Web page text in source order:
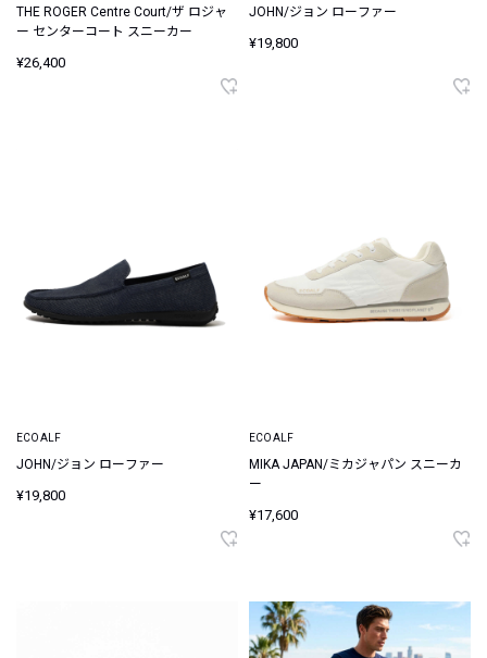
THE ROGER Centre Court/ザ ロジャ
ー センターコート スニーカー
¥26,400
JOHN/ジョン ローファー
¥19,800
ECOALF
JOHN/ジョン ローファー
¥19,800
ECOALF
MIKA JAPAN/ミカジャパン スニーカ
ー
¥17,600